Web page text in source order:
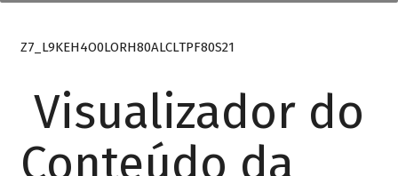
Z7_L9KEH4O0LORH80ALCLTPF80S21
Visualizador do
Conteúdo da